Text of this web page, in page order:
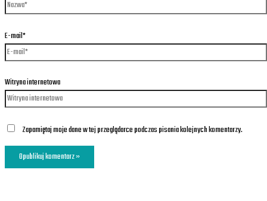
E-mail*
Witryna internetowa
Zapamiętaj moje dane w tej przeglądarce podczas pisania kolejnych komentarzy.